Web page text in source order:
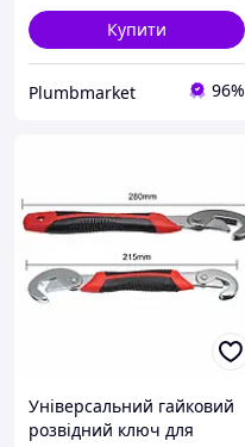
Купити
Plumbmarket 96%
Універсальний гайковий
розвідний ключ для